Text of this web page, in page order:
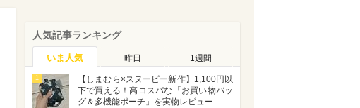
人気記事ランキング
いま人気 昨日 1週間
1
【しまむら×スヌーピー新作】1,100円以
下で買える！高コスパな「お買い物バッ
グ＆多機能ポーチ」を実物レビュー